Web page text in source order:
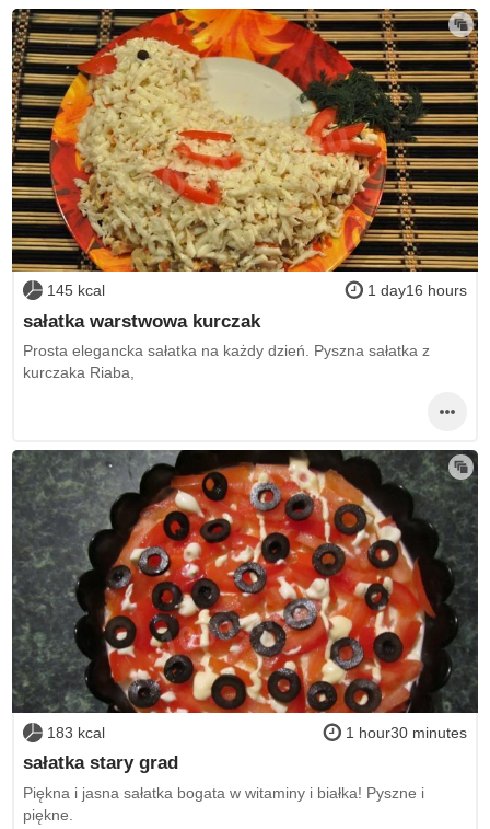
145 kcal 1 day16 hours
sałatka warstwowa kurczak
Prosta elegancka sałatka na każdy dzień. Pyszna sałatka z
kurczaka Riaba,
183 kcal 1 hour30 minutes
sałatka stary grad
Piękna i jasna sałatka bogata w witaminy i białka! Pyszne i
piękne.